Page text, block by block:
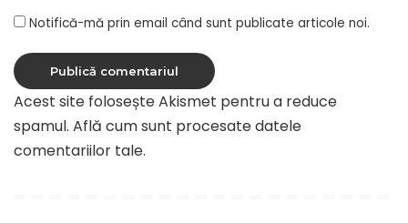
Notifică-mă prin email când sunt publicate articole noi.
Acest site folosește Akismet pentru a reduce
spamul. Află cum sunt procesate datele
comentariilor tale.